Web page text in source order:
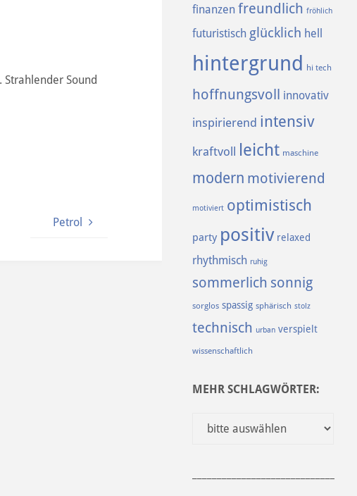
Sound
Petrol
finanzen freundlich fröhlich
futuristisch glücklich hell
hintergrund hi tech
hoffnungsvoll innovativ
inspirierend intensiv
kraftvoll leicht maschine
modern motivierend
motiviert optimistisch
party positiv relaxed
rhythmisch ruhig
sommerlich sonnig
sorglos spassig sphärisch stolz
technisch urban verspielt
wissenschaftlich
MEHR SCHLAGWÖRTER: